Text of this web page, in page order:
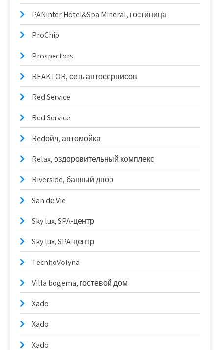
PANinter Hotel&Spa Mineral, гостиница
ProChip
Prospectors
REAKTOR, сеть автосервисов
Red Service
Red Service
Redойл, автомойка
Relax, оздоровительный комплекс
Riverside, банный двор
San dе Vie
Sky lux, SPA-центр
Sky lux, SPA-центр
TecnhoVolyna
Villa bogema, гостевой дом
Xado
Xado
Xado